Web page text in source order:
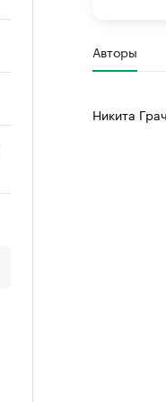
Авторы
Никита